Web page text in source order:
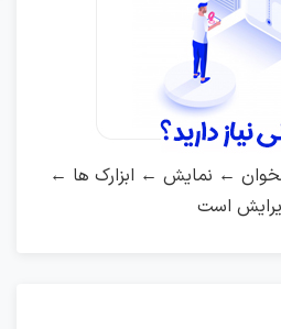
← نمایش ← ابزارک ها ←
است